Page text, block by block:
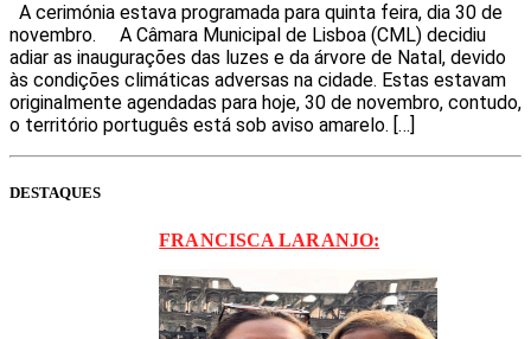
A cerimónia estava programada para quinta feira, dia 30 de
novembro. A Câmara Municipal de Lisboa (CML) decidiu
adiar as inaugurações das luzes e da árvore de Natal, devido
às condições climáticas adversas na cidade. Estas estavam
originalmente agendadas para hoje, 30 de novembro, contudo,
o território português está sob aviso amarelo. […]
DESTAQUES
FRANCISCA LARANJO: